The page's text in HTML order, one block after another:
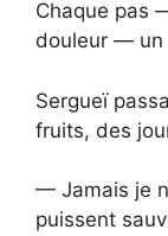
Chaque pas
douleur — un
Sergueï
fruits, des
— Jamais je
puissent